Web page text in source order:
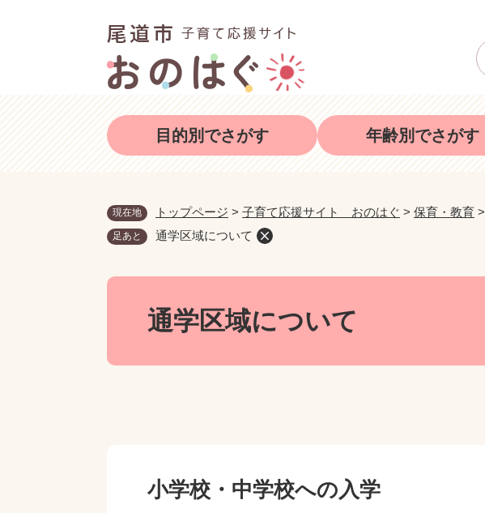
目的別でさがす 年齢別でさがす
現在地 トップページ > 子育て応援サイト おのはぐ > 保育・教育 >
足あと 通学区域について
本
通学区域について
小学校・中学校への入学